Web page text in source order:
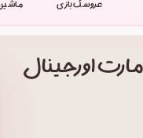
عروسک بازی